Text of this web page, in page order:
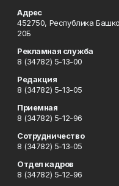
Адрес
452750, Республика
20Б
Рекламная служба
8 (34782) 5-13-00
Редакция
8 (34782) 5-13-05
Приемная
8 (34782) 5-12-96
Сотрудничество
8 (34782) 5-13-05
Отдел кадров
8 (34782) 5-12-96